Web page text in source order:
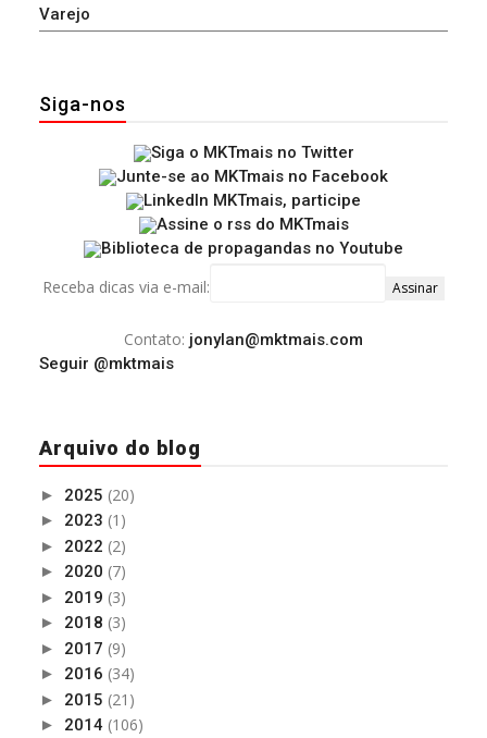
Varejo
Siga-nos
Receba dicas via e-mail:
Contato: jonylan@mktmais.com
Seguir @mktmais
Arquivo do blog
► 2025 (20)
► 2023 (1)
► 2022 (2)
► 2020 (7)
► 2019 (3)
► 2018 (3)
► 2017 (9)
► 2016 (34)
► 2015 (21)
► 2014 (106)